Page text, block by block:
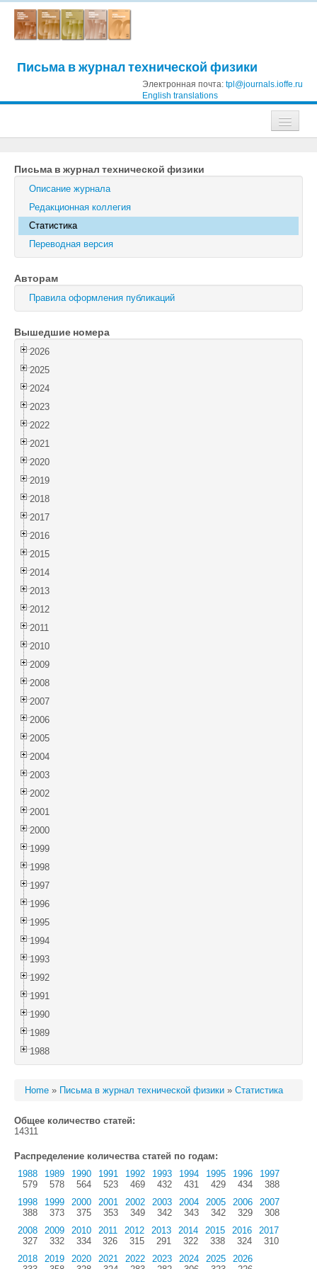
Письма в журнал технической физики
Электронная почта: tpl@journals.ioffe.ru
English translations
Журнал технической физики
Письма в Журнал технической физики
Физика твердого тела
Физика и техника полупроводников
Оптика и спектроскопия
Поиск
Войти
Письма в журнал технической физики
Описание журнала
Редакционная коллегия
Статистика
Переводная версия
Авторам
Правила оформления публикаций
Вышедшие номера
2026
2025
2024
2023
2022
2021
2020
2019
2018
2017
2016
2015
2014
2013
2012
2011
2010
2009
2008
2007
2006
2005
2004
2003
2002
2001
2000
1999
1998
1997
1996
1995
1994
1993
1992
1991
1990
1989
1988
Home » Письма в журнал технической физики » Статистика
Общее количество статей:
14311
Распределение количества статей по годам:
1988
579
1989
578
1990
564
1991
523
1992
469
1993
432
1994
431
1995
429
1996
434
1997
388
1998
388
1999
373
2000
375
2001
353
2002
349
2003
342
2004
343
2005
342
2006
329
2007
308
2008
327
2009
332
2010
334
2011
326
2012
315
2013
291
2014
322
2015
338
2016
324
2017
310
2018
2019
2020
2021
2022
2023
2024
2025
2026